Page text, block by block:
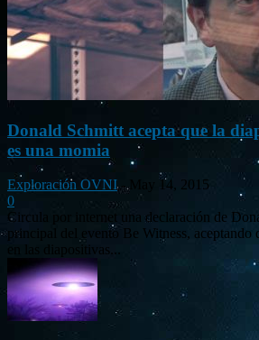
Donald Schmitt acepta que la
es una momia
Exploración OVNI -
May 14, 2015
0
Circula por internet una declaración de
principal del evento Be Witness, aceptando
en las diapositivas...